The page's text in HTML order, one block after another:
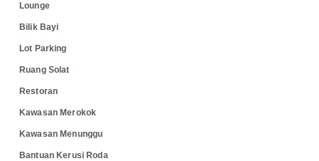
Lounge
Bilik Bayi
Lot Parking
Ruang Solat
Restoran
Kawasan Merokok
Kawasan Menunggu
Bantuan Kerusi Roda